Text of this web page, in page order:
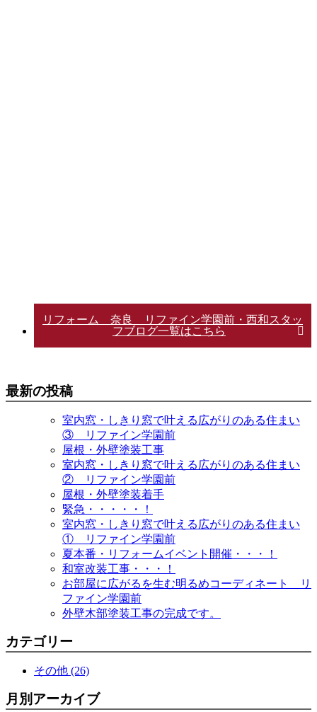
リフォーム 奈良 リファイン学園前・西和スタッ
フブログ一覧はこちら
最新の投稿
室内窓・しきり窓で叶える広がりのある住まい
③ リファイン学園前
屋根・外壁塗装工事
室内窓・しきり窓で叶える広がりのある住まい
② リファイン学園前
屋根・外壁塗装着手
緊急・・・・・！
室内窓・しきり窓で叶える広がりのある住まい
① リファイン学園前
夏本番・リフォームイベント開催・・・！
和室改装工事・・・！
お部屋に広がるを生む明るめコーディネート リ
ファイン学園前
外壁木部塗装工事の完成です。
カテゴリー
その他 (26)
月別アーカイブ